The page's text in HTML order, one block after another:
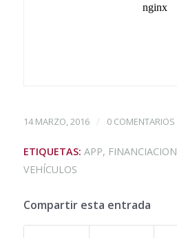
14 MARZO, 2016 / 0 COMENTARIOS
ETIQUETAS: APP, FINANCIACION
VEHÍCULOS
Compartir esta entrada